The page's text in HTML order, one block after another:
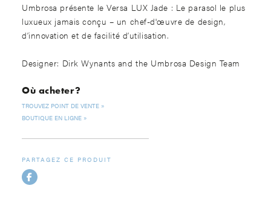
Umbrosa présente le Versa LUX Jade : Le parasol le plus
luxueux jamais conçu – un chef-d'œuvre de design,
d’innovation et de facilité d’utilisation.
Designer: Dirk Wynants and the Umbrosa Design Team
Où acheter?
TROUVEZ POINT DE VENTE
BOUTIQUE EN LIGNE
PARTAGEZ CE PRODUIT